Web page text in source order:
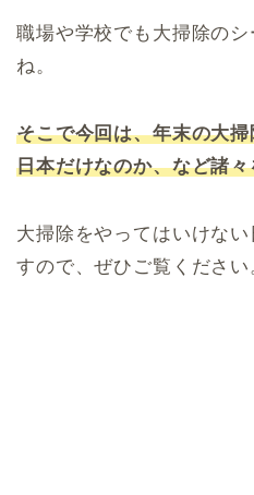
職場や学校でも大掃除の
ね。
そこで今回は、年末の大
日本だけなのか、など諸
大掃除をやってはいけな
すので、ぜひご覧ください